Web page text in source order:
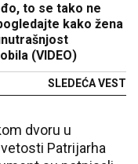
to se tako ne
kako žena
(VIDEO)
SLEDEĆA VEST
dvoru u
Patrijarha